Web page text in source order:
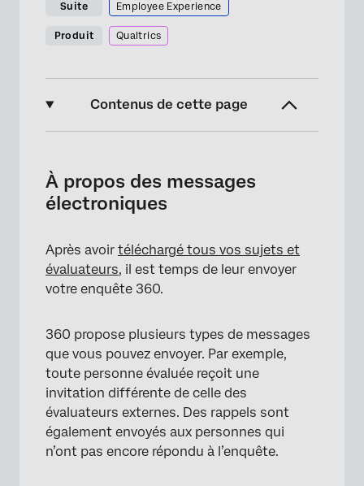
Suite Employee Experience
Produit Qualtrics
Contenus de cette page
Invitation des objets et des évaluateurs
Tableau de bord
l’Évaluateur
Rapport de la personne évaluée prêt
Approuver le rapport
Approuver la nomination
Demande d’autorisation
À propos des messages
électroniques
Après avoir téléchargé tous vos sujets et
évaluateurs, il est temps de leur envoyer
votre enquête 360.
360 propose plusieurs types de messages
que vous pouvez envoyer. Par exemple,
toute personne évaluée reçoit une
invitation différente de celle des
évaluateurs externes. Des rappels sont
également envoyés aux personnes qui
n’ont pas encore répondu à l’enquête.